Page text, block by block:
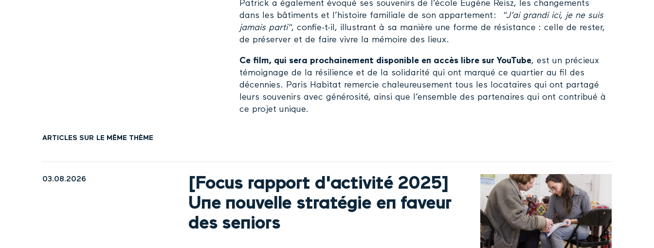
Patrick a également évoqué ses souvenirs de l’école Eugène Reisz, les changements
dans les bâtiments et l’histoire familiale de son appartement :
"J’ai grandi ici, je ne suis
jamais parti", confie-t-il, illustrant à sa manière une forme de résistance : celle de rester,
de préserver et de faire vivre la mémoire des lieux.
Ce film, qui sera prochainement disponible en accès libre sur YouTube, est un précieux
témoignage de la résilience et de la solidarité qui ont marqué ce quartier au fil des
décennies. Paris Habitat remercie chaleureusement tous les locataires qui ont partagé
leurs souvenirs avec générosité, ainsi que l’ensemble des partenaires qui ont contribué à
ce projet unique.
ARTICLES SUR LE MÊME THÈME
03.08.2026
[Focus rapport d'activité 2025]
Une nouvelle stratégie en faveur
des seniors